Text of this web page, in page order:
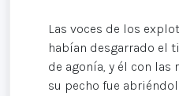
Las voces de los
habían desgarrado el
de agonía, y él con las
su pecho fue